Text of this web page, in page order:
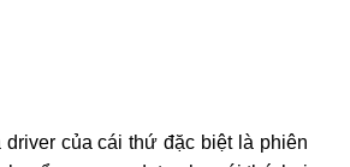
driver của cái thứ đặc biệt là phiên